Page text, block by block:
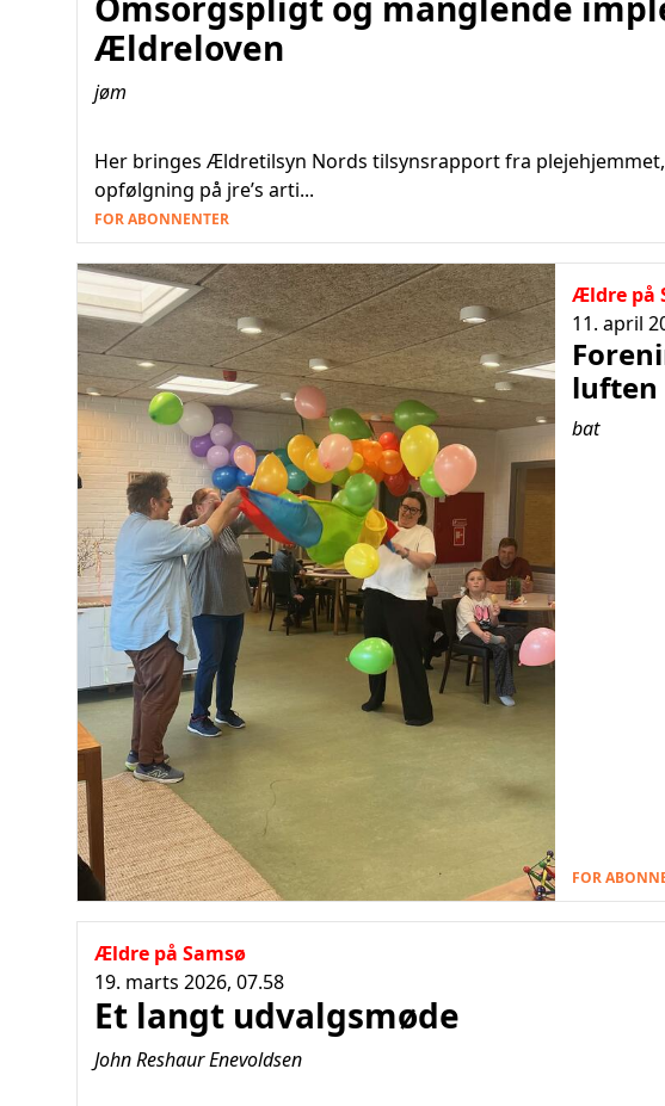
Ældreloven
jøm
Her bringes Ældretilsyn Nords tilsynsrapport fra
opfølgning på jre’s arti...
FOR ABONNENTER
Ældre på
11. april
luften
bat
FOR
Ældre på Samsø
19. marts 2026, 07.58
Et langt udvalgsmøde
John Reshaur Enevoldsen